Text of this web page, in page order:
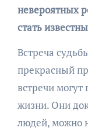
невероятных
стать
Встреча
прекрасный
встречи
жизни. Они
людей, можно